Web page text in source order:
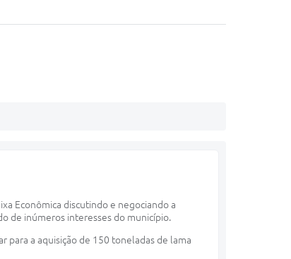
Econômica discutindo e negociando a
de inúmeros interesses do município.
a aquisição de 150 toneladas de lama